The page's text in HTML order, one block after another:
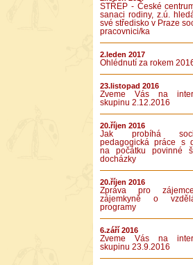
STŘEP - České
sanaci rodiny, z.ú.
své středisko v Praze
pracovnici/ka
2.leden 2017
Ohlédnutí za rokem
23.listopad 2016
Zveme Vás na
skupinu 2.12.2016
20.říjen 2016
Jak probíhá
pedagogická práce s
na počátku povinné
docházky
20.říjen 2016
Zpráva pro
zájemkyně o
programy
6.září 2016
Zveme Vás na
skupinu 23.9.2016